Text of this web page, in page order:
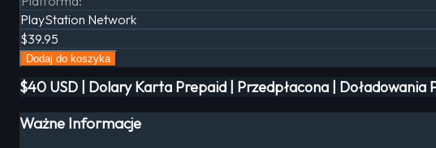
PlayStation Network
$39.95
Dodaj do koszyka
$40 USD | Dolary Karta Prepaid | Przedpłacona |
Ważne Informacje